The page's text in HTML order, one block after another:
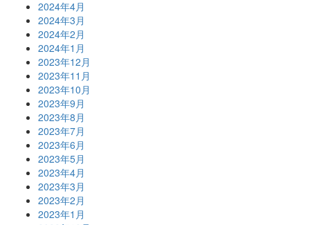
2024年4月
2024年3月
2024年2月
2024年1月
2023年12月
2023年11月
2023年10月
2023年9月
2023年8月
2023年7月
2023年6月
2023年5月
2023年4月
2023年3月
2023年2月
2023年1月